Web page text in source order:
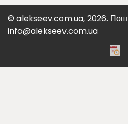
© alekseev.com.ua, 2026.
info@alekseev.com.ua